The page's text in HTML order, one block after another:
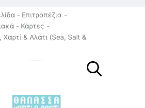
Επιτραπέζια
Κάρτες
& Αλάτι (Sea, Salt &